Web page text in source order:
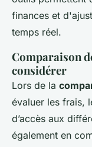
finances et
temps réel.
Comparaison
considérer
Lors de la
évaluer les frais,
d’accès aux
également en